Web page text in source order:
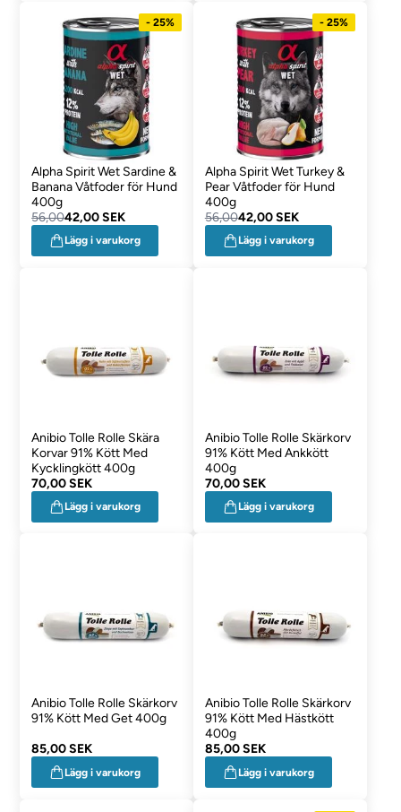
- 25%
Alpha Spirit Wet Sardine &
Banana Våtfoder för Hund
400g
56,0042,00 SEK
Lägg i varukorg
- 25%
Alpha Spirit Wet Turkey &
Pear Våtfoder för Hund
400g
56,0042,00 SEK
Lägg i varukorg
Anibio Tolle Rolle Skära
Korvar 91% Kött Med
Kycklingkött 400g
70,00 SEK
Lägg i varukorg
Anibio Tolle Rolle Skärkorv
91% Kött Med Ankkött
400g
70,00 SEK
Lägg i varukorg
Anibio Tolle Rolle Skärkorv
91% Kött Med Get 400g
85,00 SEK
Lägg i varukorg
Anibio Tolle Rolle Skärkorv
91% Kött Med Hästkött
400g
85,00 SEK
Lägg i varukorg